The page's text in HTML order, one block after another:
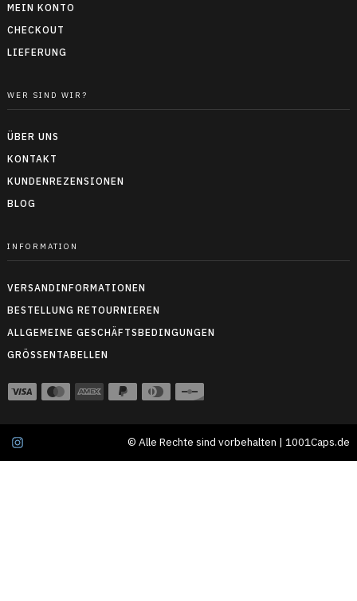
MEIN KONTO
CHECKOUT
LIEFERUNG
WER SIND WIR?
ÜBER UNS
KONTAKT
KUNDENREZENSIONEN
BLOG
INFORMATION
VERSANDINFORMATIONEN
BESTELLUNG RETOURNIEREN
ALLGEMEINE GESCHÄFTSBEDINGUNGEN
GRÖSSENTABELLEN
© Alle Rechte sind vorbehalten | 1001Caps.de